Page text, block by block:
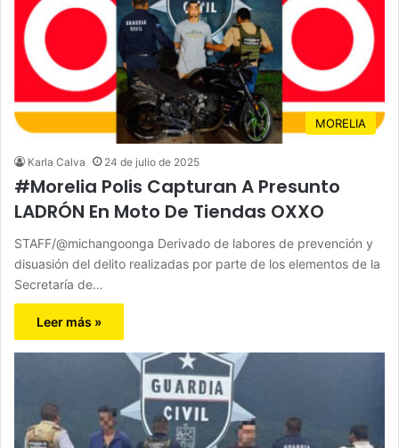
MORELIA
Karla Calva 24 de julio de 2025
#Morelia Polis Capturan A Presunto
LADRÓN En Moto De Tiendas OXXO
STAFF/@michangoonga Derivado de labores de prevención y
disuasión del delito realizadas por parte de los elementos de la
Secretaría de…
Leer más »